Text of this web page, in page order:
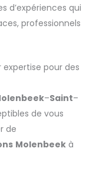
d’expériences qui
professionnels
pour des
–Saint–
de vous
de
Molenbeekà